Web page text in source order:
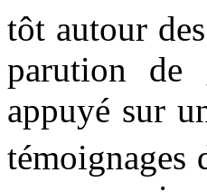
tôt autour
parution de
appuyé sur
témoignages